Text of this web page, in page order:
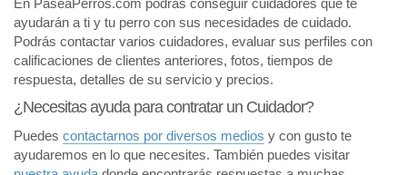
En PaseaPerros.com podrás conseguir cuidadores que te
ayudarán a ti y tu perro con sus necesidades de cuidado.
Podrás contactar varios cuidadores, evaluar sus perfiles con
calificaciones de clientes anteriores, fotos, tiempos de
respuesta, detalles de su servicio y precios.
¿Necesitas ayuda para contratar un Cuidador?
Puedes contactarnos por diversos medios y con gusto te
ayudaremos en lo que necesites. También puedes visitar